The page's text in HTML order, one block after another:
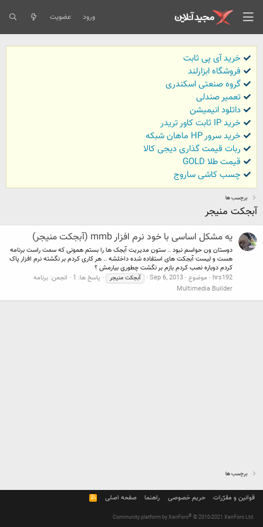
ورود عضویت
خرید آی پی ثابت
فروشگاه ابزارلند
گروه صنعتی اسکندری
تعمیر صندلی
داتلود انیمیشن
خرید IP ثابت کاور تریدر
خرید سرور HP ماهان شبکه
ربات قیمت گذاری دیجی کالا
قیمت طلا GOLD
چسب کاشی ساروج
برچسب ها
آبجکت منیجر
یه مشکل اساسی با خود نرم افزار mmb (آبجکت منیجر)
دوستان ون حواسم نبود .. ستون مدیریت آبجک ها را بستم همونی که سمت راست برنامه
هست و لیست آبجکت های استفاده شده داخلشه .. هر کاری کردم بر نگشته نرم افزار پاک
کردم دوباره نصب کردم بازم بر نگشت چطوری بیارمش ؟
hrs192 موضوع Sep 6, 2013 آبجکت منیجر پاسخ ها: 1 انجمن: برنامه
Multimedia Builder
برچسب ها
قوانین و مقرّرات حریم خصوصی راهنما صفحه اصلی
R
S
Community platform by XenForo® © 2010-2021 XenForo Ltd.